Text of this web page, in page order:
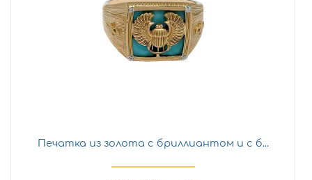
Печатка из золота с бриллиантом и с б...